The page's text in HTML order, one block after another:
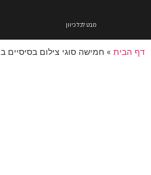
מבט לכל כיוון
דף הבית » חמישה סוגי צילום בסיסיים ב360